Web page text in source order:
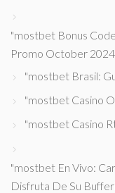
"mostbet Bonus
Promo October
"mostbet Brasil:
"mostbet Casino
"mostbet Casino
"mostbet En Vivo:
Disfruta De Su